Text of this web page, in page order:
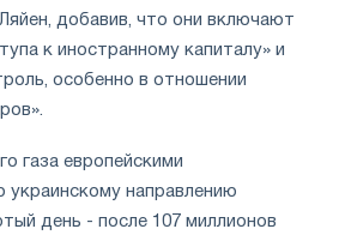
добавив, что они включают
к иностранному капиталу» и
особенно в отношении
газа европейскими
украинскому направлению
день - после 107 миллионов